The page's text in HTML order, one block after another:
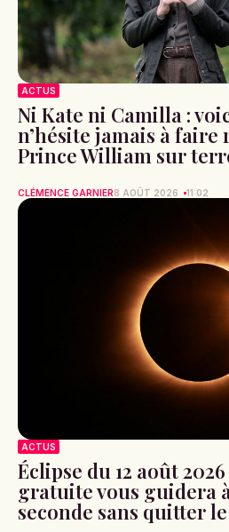
ACTUS
Ni Kate ni Camilla :
n’hésite jamais à faire
Prince William sur
CLÉMENCE GARNIER8 AOÛT 2026 11:02
ACTUS
Éclipse du 12 août
gratuite vous guidera
seconde sans quitter